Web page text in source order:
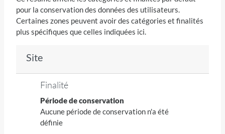
pour la conservation des données des utilisateurs.
Certaines zones peuvent avoir des catégories et finalités
plus spécifiques que celles indiquées ici.
Site
Finalité
Période de conservation
Aucune période de conservation n'a été
définie